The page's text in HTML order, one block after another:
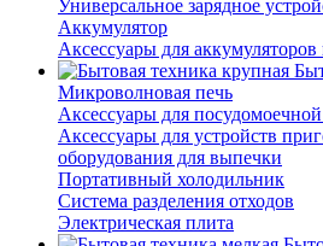
Универсальное зарядное
Аккумулятор
Аксессуары для
Микроволновая печь
Аксессуары для
Аксессуары для устройств
оборудования для выпечки
Портативный холодильник
Система разделения отходов
Электрическая плита